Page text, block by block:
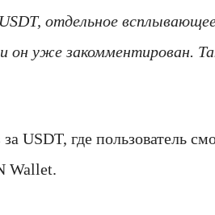
отдельное
уже закомментирован.
USDT, где пользователь
Wallet.